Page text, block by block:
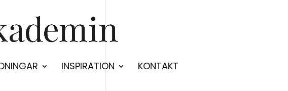
INSPIRATION KONTAKT